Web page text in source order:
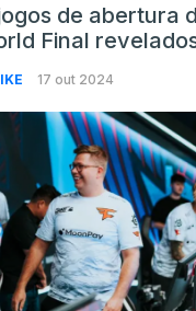
de abertura
Final
17 out 2024